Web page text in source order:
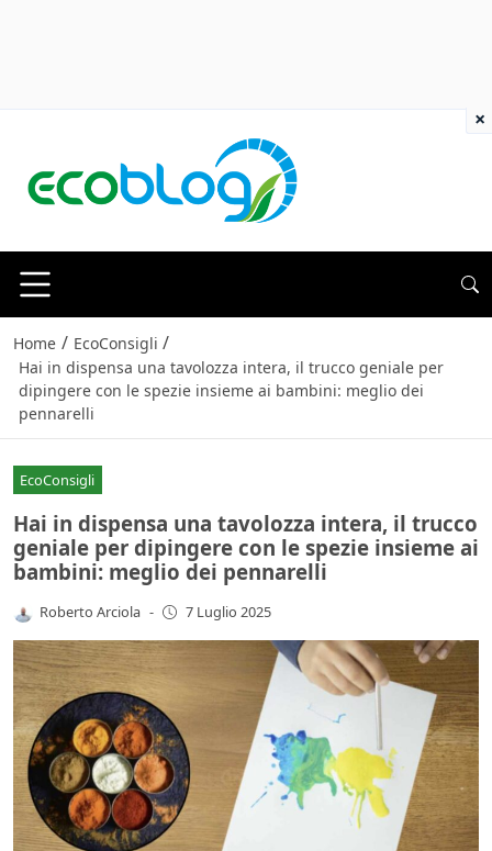
Home / EcoConsigli /
Hai in dispensa una tavolozza intera, il trucco geniale per
dipingere con le spezie insieme ai bambini: meglio dei
pennarelli
EcoConsigli
Hai in dispensa una tavolozza intera, il trucco
geniale per dipingere con le spezie insieme ai
bambini: meglio dei pennarelli
Roberto Arciola - 7 Luglio 2025
×